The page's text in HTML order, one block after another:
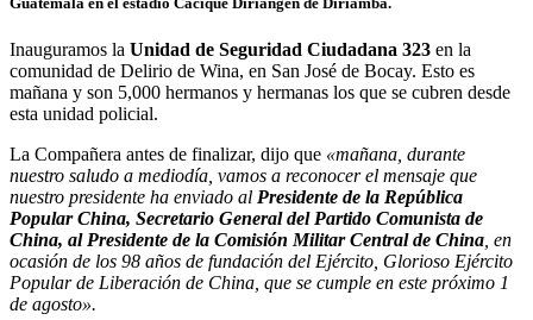
Inauguramos la Unidad de Seguridad Ciudadana 323 en la
comunidad de Delirio de Wina, en San José de Bocay. Esto es
mañana y son 5,000 hermanos y hermanas los que se cubren desde
esta unidad policial.
La Compañera antes de finalizar, dijo que «mañana, durante
nuestro saludo a mediodía, vamos a reconocer el mensaje que
nuestro presidente ha enviado al Presidente de la República
Popular China, Secretario General del Partido Comunista de
China, al Presidente de la Comisión Militar Central de China , en
ocasión de los 98 años de fundación del Ejército, Glorioso Ejército
Popular de Liberación de China, que se cumple en este próximo 1
de agosto».